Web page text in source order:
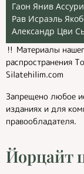
Гаон Янив
Рав Исраэль
Александр Цви
‼️ Материалы
распространения
Silatehilim.com
Запрещено любое
изданиях и для
правообладателя.
Йорцайт